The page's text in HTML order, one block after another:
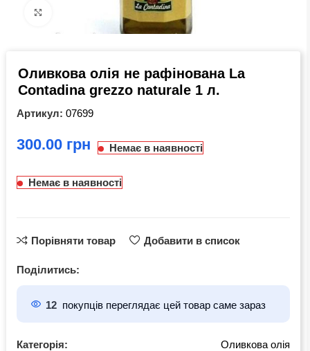
Оливкова олія не рафінована La
Contadina grezzo naturale 1 л.
Артикул: 07699
грн Немає в наявності
Немає в наявності
Порівняти товар Добавити в список
Поділитись:
12 покупців переглядає цей товар саме зараз
Категорія: Оливкова олія